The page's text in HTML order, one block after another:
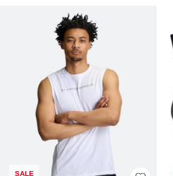
SALE